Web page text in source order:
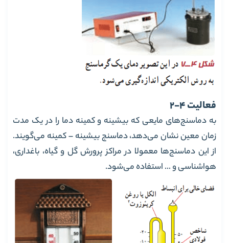
فعالیت 4-2
به دماسنج‌های مایعی که بیشینه و کمینه دما را در یک مدت
زمان معین نشان می‌دهد، دماسنج بیشینه – کمینه می‌گویند.
از این دماسنج‌ها معمولا در مراکز پرورش گل و گیاه، باغداری،
هواشناسی و … استفاده می‌شود.